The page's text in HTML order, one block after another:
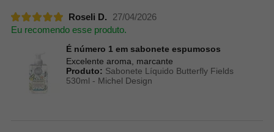
Roseli D.
27/04/2026
Eu recomendo esse produto.
É número 1 em sabonete espumosos
Excelente aroma, marcante
Produto: Sabonete Líquido Butterfly Fields
530ml - Michel Design